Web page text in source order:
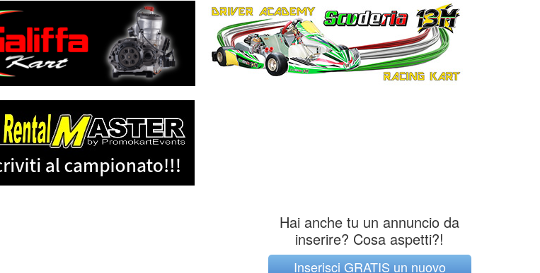
Hai anche tu un annuncio da
inserire? Cosa aspetti?!
Inserisci GRATIS un nuovo